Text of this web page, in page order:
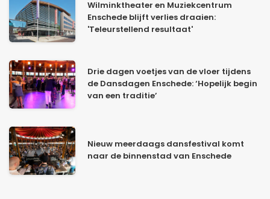
Wilminktheater en Muziekcentrum
Enschede blijft verlies draaien:
'Teleurstellend resultaat'
Drie dagen voetjes van de vloer tijdens
de Dansdagen Enschede: ‘Hopelijk begin
van een traditie’
Nieuw meerdaags dansfestival komt
naar de binnenstad van Enschede